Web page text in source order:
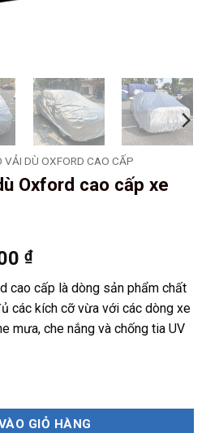
VẢI DÙ OXFORD CAO CẤP
Oxford cao cấp xe
₫.
₫Giá
hiện
tại
là:
439.000 ₫.
cao cấp là dòng sản phẩm chất
các kích cỡ vừa với các dòng xe
mưa, che nắng và chống tia UV
cao cấp xe Fiat số lượng
GIỎ HÀNG